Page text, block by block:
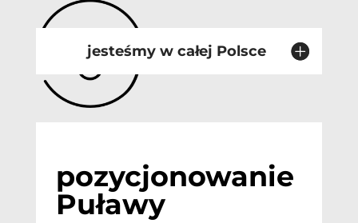
jesteśmy w całej Polsce
pozycjonowanie
Puławy